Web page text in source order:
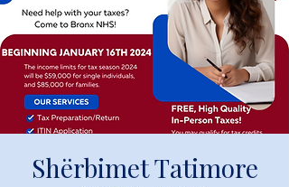
Shërbimet Tatimore